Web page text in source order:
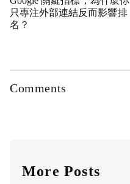
只專注外部連結反而影響排
名？
Comments
More Posts